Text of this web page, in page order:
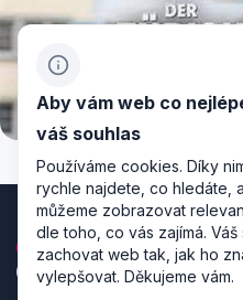
Aby vám web co
váš souhlas
Používáme cookies. Díky
rychle najdete, co hledáte,
můžeme zobrazovat
dle toho, co vás zajímá. Váš
zachovat web tak, jak ho
vylepšovat. Děkujeme vám.